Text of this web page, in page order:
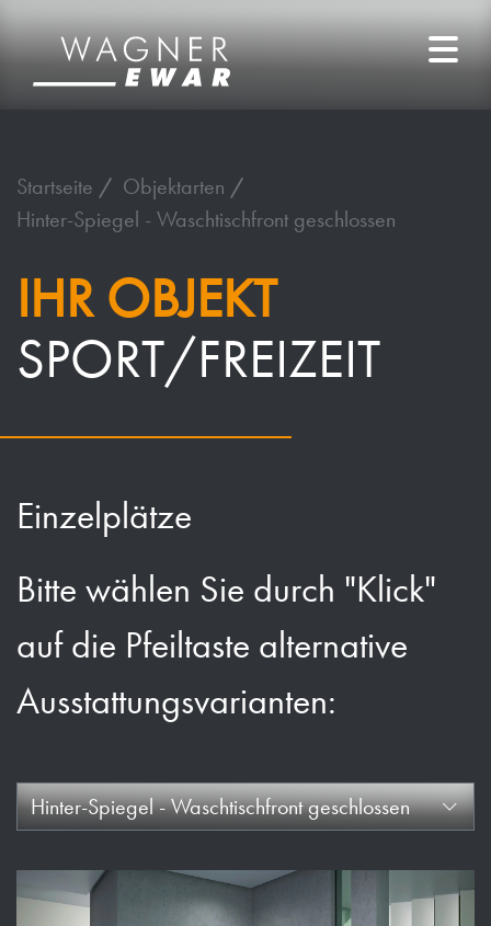
Startseite
Objektarten
Hinter-Spiegel - Waschtischfront geschlossen
IHR OBJEKT
SPORT/FREIZEIT
Einzelplätze
Bitte wählen Sie durch "Klick"
auf die Pfeiltaste alternative
Ausstattungsvarianten:
Hinter-Spiegel - Waschtischfront geschlossen